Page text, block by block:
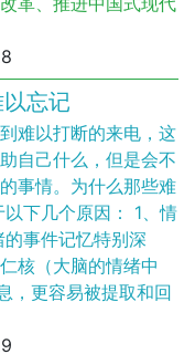
忘记
难以打断的来电，这
自己什么，但是会不
事情。为什么那些难
下几个原因： 1、情
事件记忆特别深
核（大脑的情绪中
，更容易被提取和回